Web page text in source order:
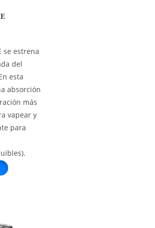
se estrena
del
esta
absorción
más
vapear y
para